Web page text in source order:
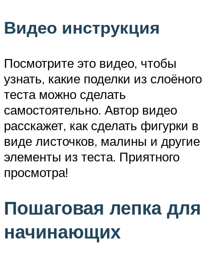
Видео инструкция
Посмотрите это видео, чтобы
узнать, какие поделки из слоёного
теста можно сделать
самостоятельно. Автор видео
расскажет, как сделать фигурки в
виде листочков, малины и другие
элементы из теста. Приятного
просмотра!
Пошаговая лепка для
начинающих